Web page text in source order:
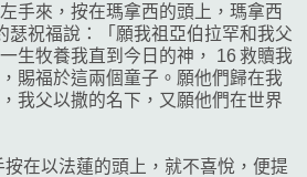
手來，按在瑪拿西的頭上，瑪拿西
瑟祝福說：「願我祖亞伯拉罕和我父
生牧養我直到今日的神， 16 救贖我
賜福於這兩個童子。願他們歸在我
我父以撒的名下，又願他們在世界
在以法蓮的頭上，就不喜悅，便提